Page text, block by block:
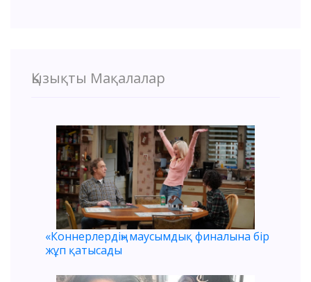
Қызықты Мақалалар
«Коннерлердің» маусымдық финалына бір
жұп қатысады